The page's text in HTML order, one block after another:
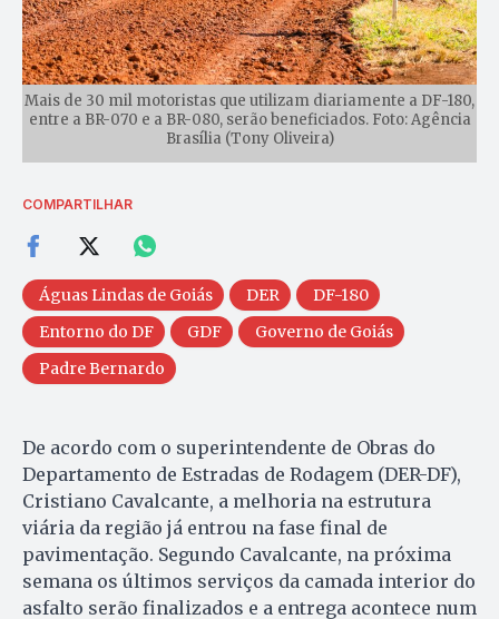
Mais de 30 mil motoristas que utilizam diariamente a DF-180,
entre a BR-070 e a BR-080, serão beneficiados. Foto: Agência
Brasília (Tony Oliveira)
COMPARTILHAR
Águas Lindas de Goiás DER
DF-180
Entorno do DF
GDF
Governo de Goiás
Padre Bernardo
De acordo com o superintendente de Obras do
Departamento de Estradas de Rodagem (DER-DF),
Cristiano Cavalcante, a melhoria na estrutura
viária da região já entrou na fase final de
pavimentação. Segundo Cavalcante, na próxima
semana os últimos serviços da camada interior do
asfalto serão finalizados e a entrega acontece num